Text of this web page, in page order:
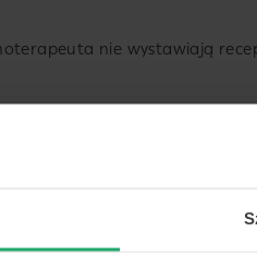
nie wystawiają
Przykładowe
doskwierają Ci następujące